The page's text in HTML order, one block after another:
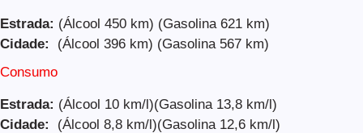
Estrada: (Álcool 450 km) (Gasolina 621 km)
Cidade:
(Álcool 396 km) (Gasolina 567 km)
Consumo
Estrada: (Álcool 10 km/l)(Gasolina 13,8 km/l)
Cidade:
(Álcool 8,8 km/l)(Gasolina 12,6 km/l)